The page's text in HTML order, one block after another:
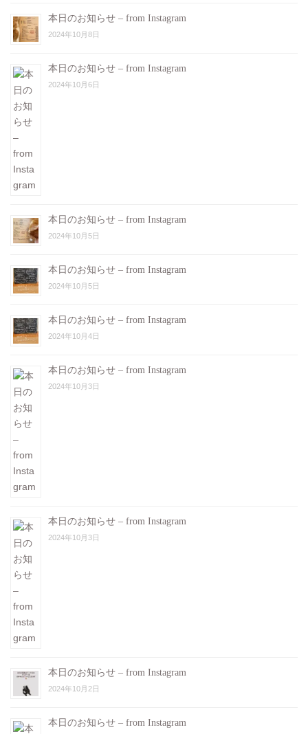
本日のお知らせ – from Instagram
2024年10月8日
本日のお知らせ – from Instagram
2024年10月6日
本日のお知らせ – from Instagram
2024年10月5日
本日のお知らせ – from Instagram
2024年10月5日
本日のお知らせ – from Instagram
2024年10月4日
本日のお知らせ – from Instagram
2024年10月3日
本日のお知らせ – from Instagram
2024年10月3日
本日のお知らせ – from Instagram
2024年10月2日
本日のお知らせ – from Instagram